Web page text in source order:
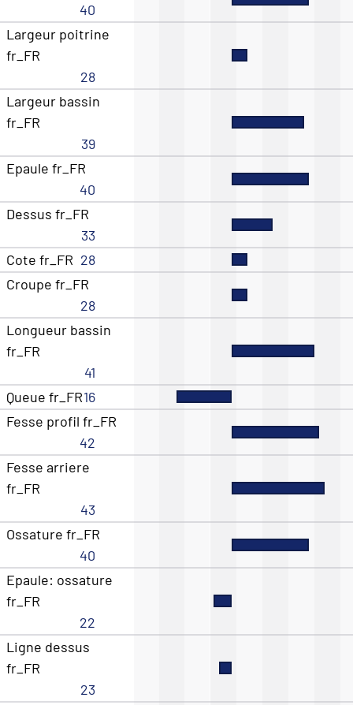
40
Largeur poitrine
fr_FR
28
Largeur bassin
fr_FR
39
Epaule fr_FR
40
Dessus fr_FR
33
Cote fr_FR 28
Croupe fr_FR
28
Longueur bassin
fr_FR
41
Queue fr_FR16
Fesse profil fr_FR
42
Fesse arriere
fr_FR
43
Ossature fr_FR
40
Epaule: ossature
fr_FR
22
Ligne dessus
fr_FR
23